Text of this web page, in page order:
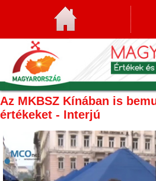
Az MKBSZ Kínában is
értékeket - Interjú